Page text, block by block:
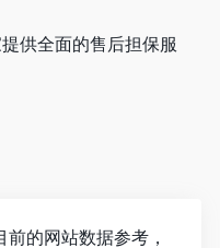
供全面的售后担保服
前的网站数据参考，